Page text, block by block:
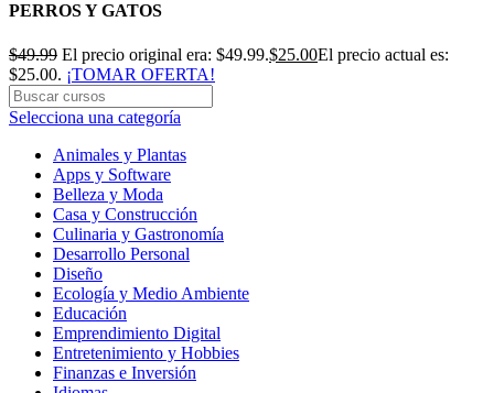
PERROS Y GATOS
$49.99 El precio original era: $49.99.$25.00El precio actual es:
$25.00. ¡TOMAR OFERTA!
Selecciona una categoría
Animales y Plantas
Apps y Software
Belleza y Moda
Casa y Construcción
Culinaria y Gastronomía
Desarrollo Personal
Diseño
Ecología y Medio Ambiente
Educación
Emprendimiento Digital
Entretenimiento y Hobbies
Finanzas e Inversión